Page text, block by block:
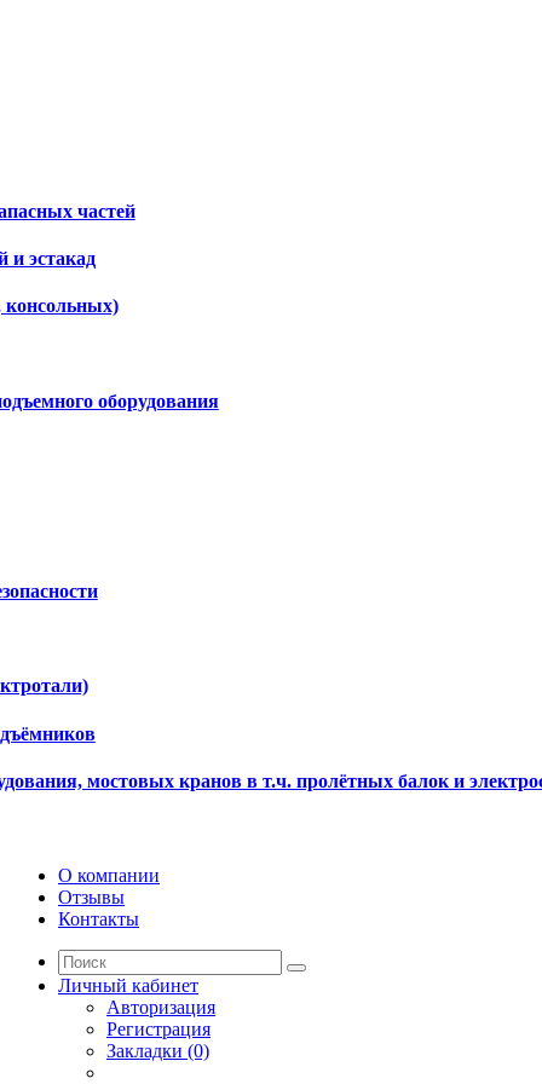
частей
и эстакад
консольных)
оборудования
мостовых кранов в т.ч. пролётных балок и
О компании
Отзывы
Контакты
Личный кабинет
Авторизация
Регистрация
Закладки (0)